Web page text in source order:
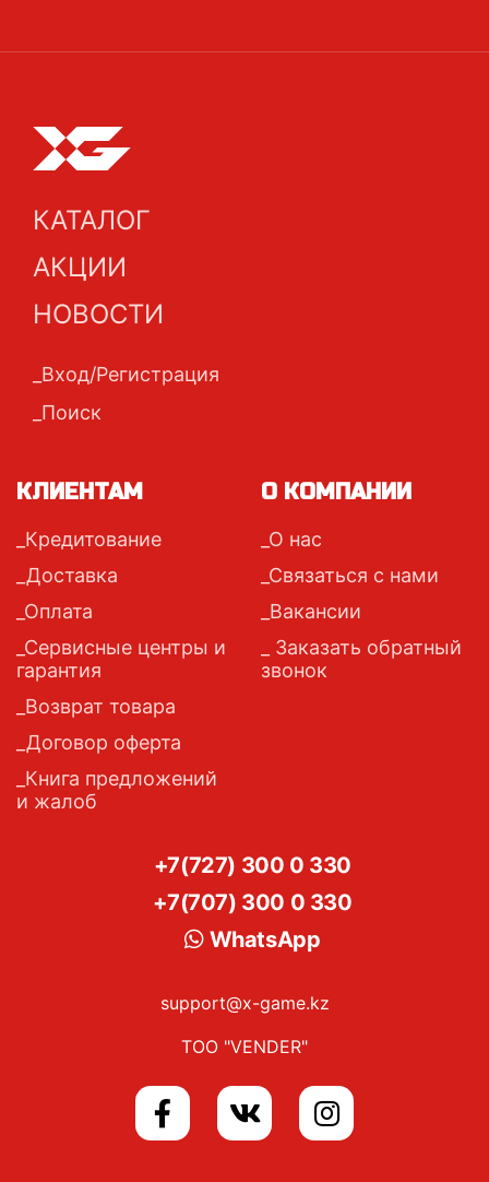
КАТАЛОГ
АКЦИИ
НОВОСТИ
Вход/Регистрация
Поиск
КЛИЕНТАМ
Кредитование
Доставка
Оплата
Сервисные центры и
гарантия
Возврат товара
Договор оферта
Книга предложений
и жалоб
О КОМПАНИИ
О нас
Связаться с нами
Вакансии
Заказать обратный
звонок
+7(727) 300 0 330
+7(707) 300 0 330
WhatsApp
support@x-game.kz
ТОО "VENDER"